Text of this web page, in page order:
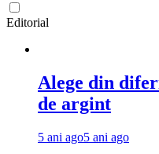
Editorial
Alege din
de argint
5 ani ago5 ani ago